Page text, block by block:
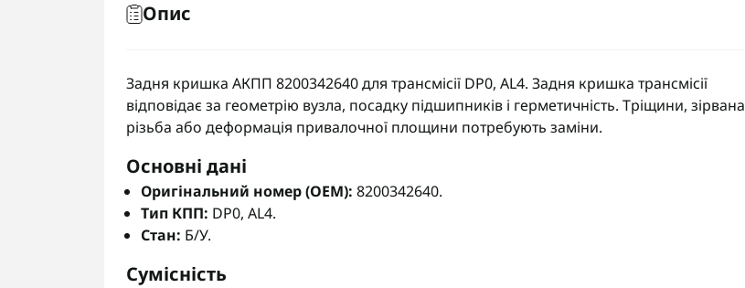
Опис
Задня кришка АКПП 8200342640 для трансмісії DP0, AL4. Задня кришка трансмісії
відповідає за геометрію вузла, посадку підшипників і герметичність. Тріщини, зірвана
різьба або деформація привалочної площини потребують заміни.
Основні дані
Оригінальний номер (OEM): 8200342640.
Тип КПП: DP0, AL4.
Стан: Б/У.
Сумісність